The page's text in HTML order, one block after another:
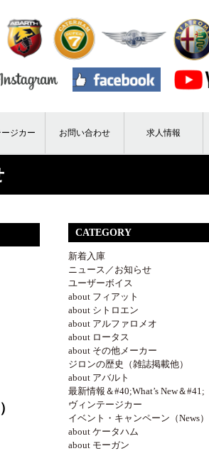
ージカー お問い合わせ 求人情報
CATEGORY
新着入庫
ニュース／お知らせ
ユーザーボイス
about フィアット
about シトロエン
about アルファロメオ
about ロータス
about その他メーカー
ジロンの歴史（雑誌掲載他）
about アバルト
最新情報＆#40;What’s New＆#41;
ヴィンテージカー
イベント・キャンペーン（News）
about ケータハム
about モーガン